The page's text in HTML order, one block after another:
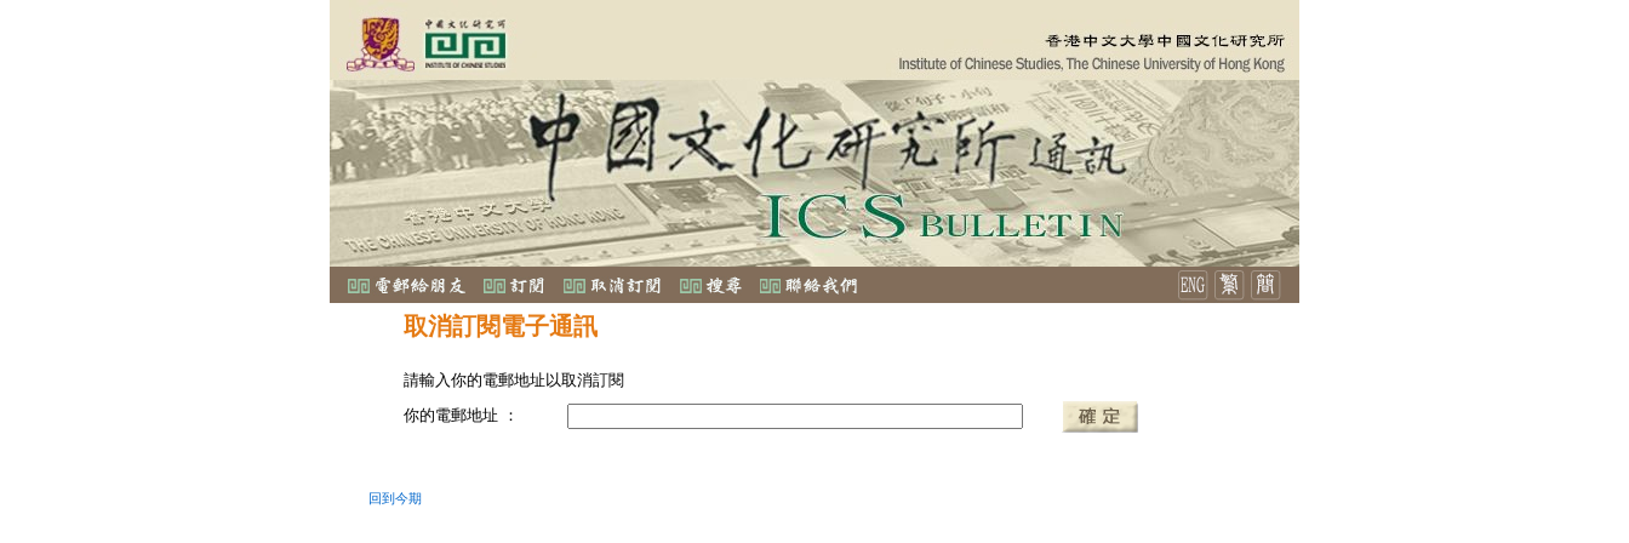
取消訂閱電子通訊
請輸入你的電郵地址以取消訂閱
你的電郵地址 ：
回到今期